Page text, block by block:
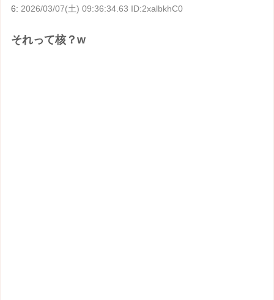
6: 2026/03/07(土) 09:36:34.63 ID:2xalbkhC0
それって核？w